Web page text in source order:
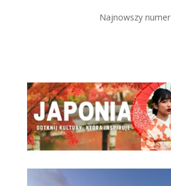
Najnowszy numer